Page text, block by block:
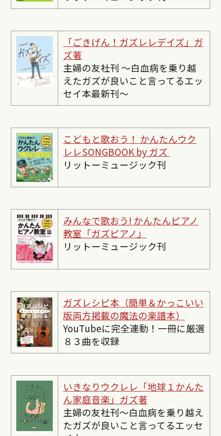
「ごきげん！ガズレレデイズ」ガ
ズ著
主婦の友社刊 〜白血病を乗り越
えたガズが良いこと言ってるエッ
セイ本最新刊〜
こどもと歌おう！ かんたんウク
レレSONGBOOK by ガズ
リットーミュージック刊
みんなで歌おう! かんたんピアノ
教室「ガズピアノ」
リットーミュージック刊
ガズレシピ本（簡単＆かっこいい
版両方掲載の魔法の楽譜本）
YouTubeに完全連動！一冊に厳選
８３曲を収録
いきなりウクレレ「地球１かんた
ん家庭音楽」ガズ著
主婦の友社刊〜白血病を乗り越え
たガズが良いこと言ってるエッセ